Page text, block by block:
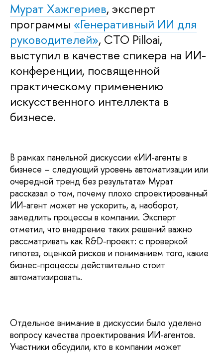
Мурат Хажгериев, эксперт
программы «Генеративный ИИ для
руководителей», CTO Pilloai,
выступил в качестве спикера на ИИ-
конференции, посвященной
практическому применению
искусственного интеллекта в
бизнесе.
В рамках панельной дискуссии «ИИ-агенты в
бизнесе – следующий уровень автоматизации или
очередной тренд без результата» Мурат
рассказал о том, почему плохо спроектированный
ИИ-агент может не ускорить, а, наоборот,
замедлить процессы в компании. Эксперт
отметил, что внедрение таких решений важно
рассматривать как R&D-проект: с проверкой
гипотез, оценкой рисков и пониманием того, какие
бизнес-процессы действительно стоит
автоматизировать.
Отдельное внимание в дискуссии было уделено
вопросу качества проектирования ИИ-агентов.
Участники обсудили, кто в компании может